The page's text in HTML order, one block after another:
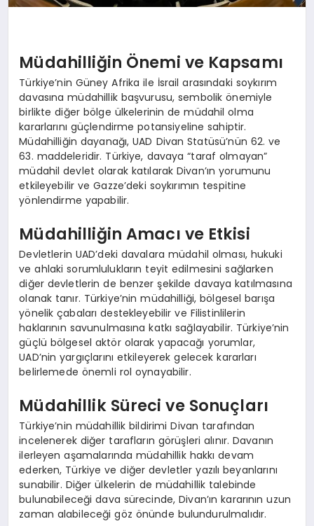
Müdahilliğin Önemi ve Kapsamı
Türkiye’nin Güney Afrika ile İsrail arasındaki soykırım
davasına müdahillik başvurusu, sembolik önemiyle
birlikte diğer bölge ülkelerinin de müdahil olma
kararlarını güçlendirme potansiyeline sahiptir.
Müdahilliğin dayanağı, UAD Divan Statüsü’nün 62. ve
63. maddeleridir. Türkiye, davaya “taraf olmayan”
müdahil devlet olarak katılarak Divan’ın yorumunu
etkileyebilir ve Gazze’deki soykırımın tespitine
yönlendirme yapabilir.
Müdahilliğin Amacı ve Etkisi
Devletlerin UAD’deki davalara müdahil olması, hukuki
ve ahlaki sorumlulukların teyit edilmesini sağlarken
diğer devletlerin de benzer şekilde davaya katılmasına
olanak tanır. Türkiye’nin müdahilliği, bölgesel barışa
yönelik çabaları destekleyebilir ve Filistinlilerin
haklarının savunulmasına katkı sağlayabilir. Türkiye’nin
güçlü bölgesel aktör olarak yapacağı yorumlar,
UAD’nin yargıçlarını etkileyerek gelecek kararları
belirlemede önemli rol oynayabilir.
Müdahillik Süreci ve Sonuçları
Türkiye’nin müdahillik bildirimi Divan tarafından
incelenerek diğer tarafların görüşleri alınır. Davanın
ilerleyen aşamalarında müdahillik hakkı devam
ederken, Türkiye ve diğer devletler yazılı beyanlarını
sunabilir. Diğer ülkelerin de müdahillik talebinde
bulunabileceği dava sürecinde, Divan’ın kararının uzun
zaman alabileceği göz önünde bulundurulmalıdır.